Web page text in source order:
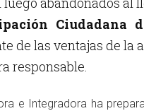
Ciudadana
de las ventajas de la
responsable.
e Integradora ha